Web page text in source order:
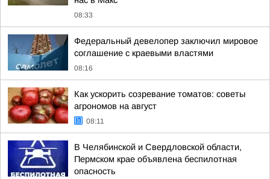
08:33
Федеральный девелопер заключил мировое
соглашение с краевыми властями
08:16
Как ускорить созревание томатов: советы
агрономов на август
08:11
В Челябинской и Свердловской области,
Пермском крае объявлена беспилотная
опасность